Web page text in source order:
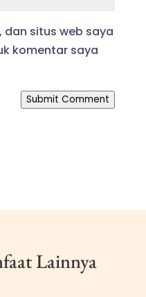
dan situs web saya
komentar saya
Submit Comment
Lainnya